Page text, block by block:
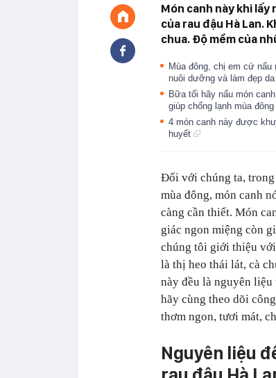
Món canh này khi
của rau đậu Hà Lan.
chua. Độ mềm của
Mùa đông, chị em cứ nấu
nuôi dưỡng và làm đẹp da
Bữa tối hãy nấu món
giúp chống lạnh mùa đông
4 món canh này được
huyết
Đối với chúng ta, trong
mùa đông, món canh
càng cần thiết. Món
giác ngon miệng còn
chúng tôi giới thiệu với
là thị heo thái lát, cà
này đều là nguyên
hãy cùng theo dõi
thơm ngon, tươi mát,
Nguyên liệu